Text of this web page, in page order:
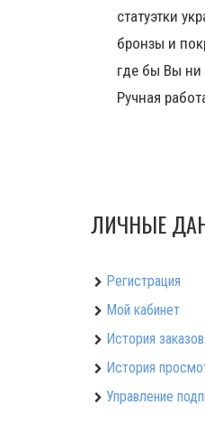
статуэтки
бронзы и
где бы Вы ни
Ручная
ЛИЧНЫЕ
Регистрация
Мой кабинет
История заказов
История
Управление